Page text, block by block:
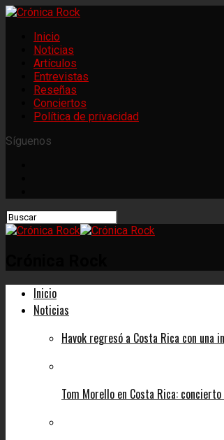
Inicio
Noticias
Artículos
Entrevistas
Reseñas
Conciertos
Política de privacidad
Síguenos
Inicio
Noticias
Havok regresó a Costa Rica con
Tom Morello en Costa Rica: